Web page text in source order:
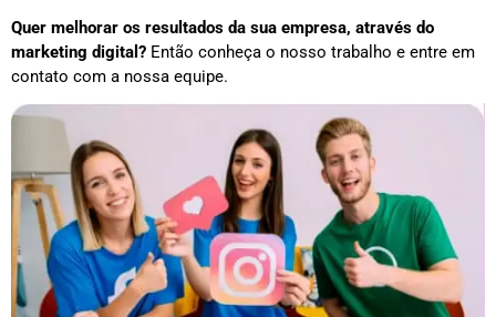
Quer melhorar os resultados da sua empresa, através do
marketing digital? Então conheça o nosso trabalho e entre em
contato com a nossa equipe.